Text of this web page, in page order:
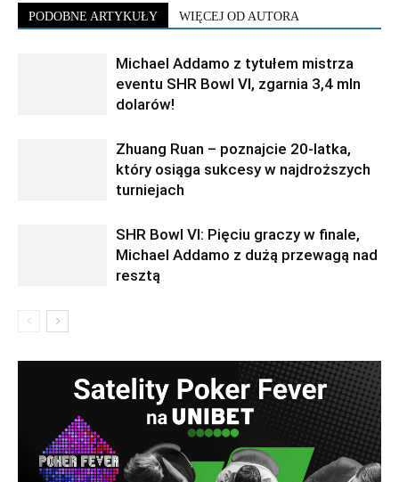
PODOBNE ARTYKUŁY WIĘCEJ OD AUTORA
Michael Addamo z tytułem mistrza
eventu SHR Bowl VI, zgarnia 3,4 mln
dolarów!
Zhuang Ruan – poznajcie 20-latka,
który osiąga sukcesy w najdroższych
turniejach
SHR Bowl VI: Pięciu graczy w finale,
Michael Addamo z dużą przewagą nad
resztą